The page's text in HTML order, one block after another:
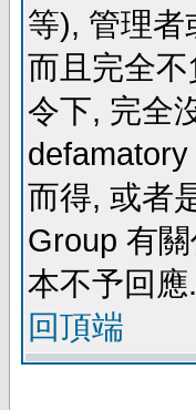
等), 管理者
而且完全
令下, 完全
而得, 或者
Group 有
本不予回應.
回頂端